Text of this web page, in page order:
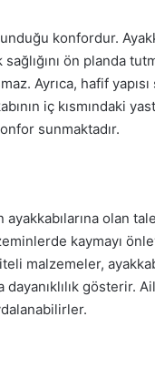
konfordur.
ön planda
Ayrıca, hafif
iç kısmındaki
sunmaktadır.
olan
kaymayı
malzemeler,
gösterir.